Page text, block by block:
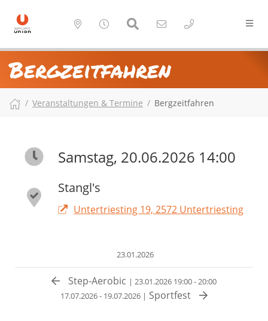
Bergzeitfahren
Veranstaltungen & Termine Bergzeitfahren
Samstag, 20.06.2026 14:00
Stangl's
Untertriesting 19, 2572 Untertriesting
23.01.2026
Step-Aerobic | 23.01.2026 19:00 - 20:00
17.07.2026 - 19.07.2026 | Sportfest